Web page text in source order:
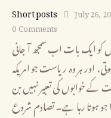
Short posts July 26,
0Comments
کو ایک بات اب سمجھ آ جانی
اور ہر وہ ریاست جو امریکہ
خوابوں کی تعبیر نہیں بن